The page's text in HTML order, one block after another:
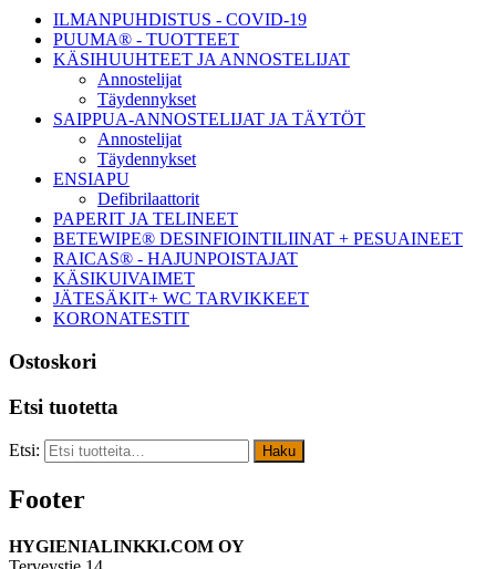
ILMANPUHDISTUS - COVID-19
PUUMA® - TUOTTEET
KÄSIHUUHTEET JA ANNOSTELIJAT
Annostelijat
Täydennykset
SAIPPUA-ANNOSTELIJAT JA TÄYTÖT
Annostelijat
Täydennykset
ENSIAPU
Defibrilaattorit
PAPERIT JA TELINEET
BETEWIPE® DESINFIOINTILIINAT + PESUAINEET
RAICAS® - HAJUNPOISTAJAT
KÄSIKUIVAIMET
JÄTESÄKIT+ WC TARVIKKEET
KORONATESTIT
Ostoskori
Etsi tuotetta
Etsi: Haku
Footer
HYGIENIALINKKI.COM OY